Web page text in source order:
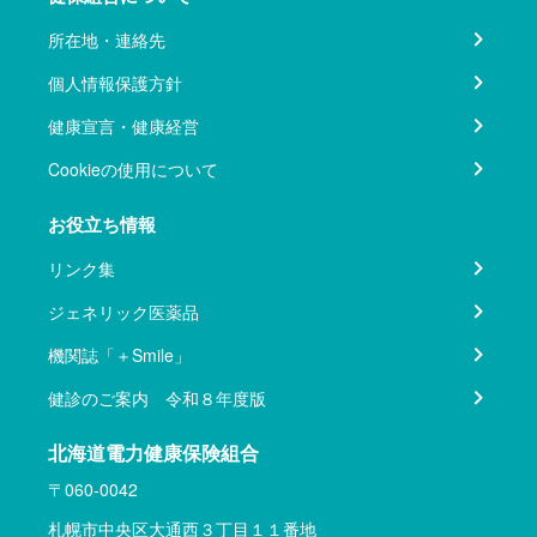
所在地・連絡先
個人情報保護方針
健康宣言・健康経営
Cookieの使用について
お役立ち情報
リンク集
ジェネリック医薬品
機関誌「＋Smile」
健診のご案内 令和８年度版
北海道電力健康保険組合
〒060-0042
札幌市中央区大通西３丁目１１番地